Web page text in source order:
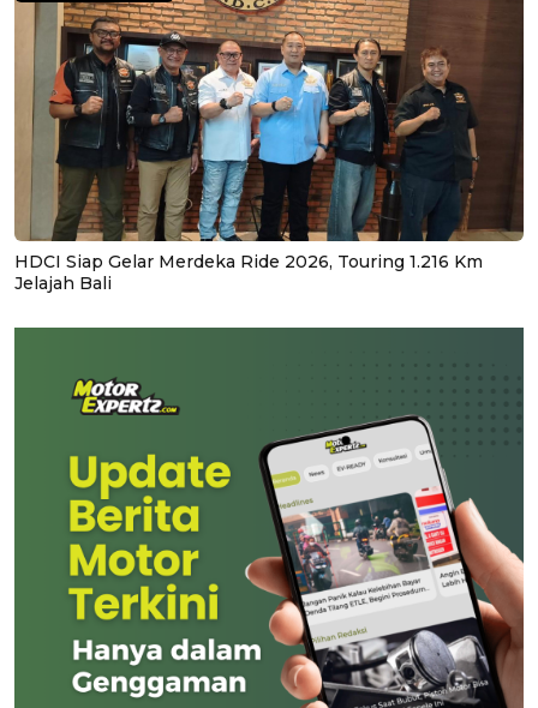
HDCI Siap Gelar Merdeka Ride 2026, Touring 1.216 Km
Jelajah Bali